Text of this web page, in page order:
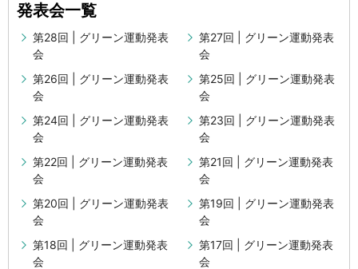
発表会一覧
第28回 | グリーン運動発表
会
第27回 | グリーン運動発表
会
第26回 | グリーン運動発表
会
第25回 | グリーン運動発表
会
第24回 | グリーン運動発表
会
第23回 | グリーン運動発表
会
第22回 | グリーン運動発表
会
第21回 | グリーン運動発表
会
第20回 | グリーン運動発表
会
第19回 | グリーン運動発表
会
第18回 | グリーン運動発表
会
第17回 | グリーン運動発表
会